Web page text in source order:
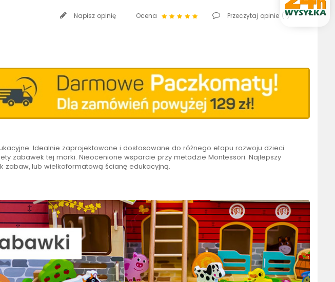
Napisz opinię Ocena Przeczytaj opinie (1)
Idealnie zaprojektowane i dostosowane do różnego etapu rozwoju dzieci.
zabawek tej marki. Nieocenione wsparcie przy metodzie Montessori. Najlepszy
zabaw, lub wielkoformatową ścianę edukacyjną.